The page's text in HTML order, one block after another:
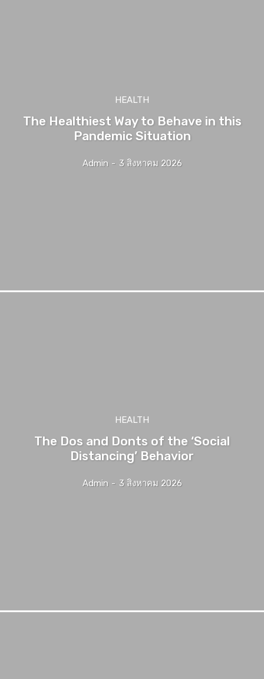
HEALTH
The Healthiest Way to Behave in this
Pandemic Situation
Admin - 3 สิงหาคม 2026
HEALTH
The Dos and Donts of the ‘Social
Distancing’ Behavior
Admin - 3 สิงหาคม 2026